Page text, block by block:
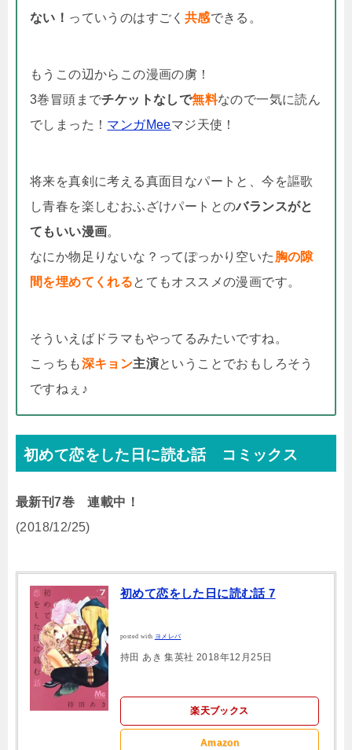
ない！ っていうのはすごく 共感できる。
もうこの辺からこの漫画の虜！
3巻冒頭までチケットなしで無料なので一気に読ん
でしまった！ マンガMeeマジ天使！
将来を真剣に考える真面目なパートと、今を謳歌
し青春を楽しむおふざけパートとのバランスがと
てもいい漫画。
なにか物足りないな？ってぽっかり空いた 胸の隙
間を埋めてくれるとてもオススメの漫画です。
そういえばドラマもやってるみたいですね。
こっちも深キョン主演ということでおもしろそう
ですねぇ♪
初めて恋をした日に読む話 コミックス
最新刊7巻 連載中！
(2018/12/25)
初めて恋をした日に読む話 7
posted with ヨメレバ
持田 あき 集英社 2018年12月25日
楽天ブックス
Amazon